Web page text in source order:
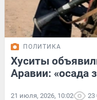
ПОЛИТИКА
Хуситы
Аравии: «осада
21 июля, 2026, 10:02 23